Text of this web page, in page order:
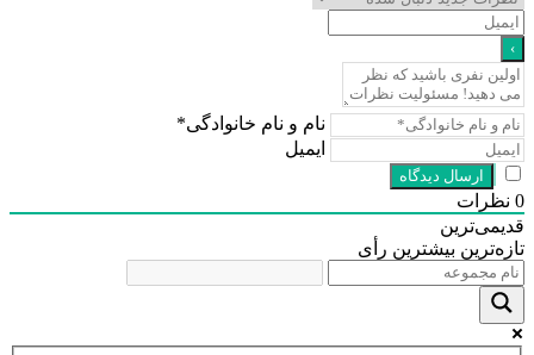
نام و نام خانوادگی*
بیشترین رأی